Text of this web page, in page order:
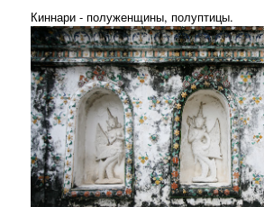
Киннари - полуженщины, полуптицы.